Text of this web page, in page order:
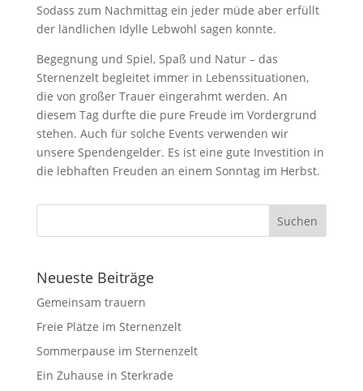
Sodass zum Nachmittag ein jeder müde aber erfüllt
der ländlichen Idylle Lebwohl sagen konnte.
Begegnung und Spiel, Spaß und Natur – das
Sternenzelt begleitet immer in Lebenssituationen,
die von großer Trauer eingerahmt werden. An
diesem Tag durfte die pure Freude im Vordergrund
stehen. Auch für solche Events verwenden wir
unsere Spendengelder. Es ist eine gute Investition in
die lebhaften Freuden an einem Sonntag im Herbst.
Neueste Beiträge
Gemeinsam trauern
Freie Plätze im Sternenzelt
Sommerpause im Sternenzelt
Ein Zuhause in Sterkrade